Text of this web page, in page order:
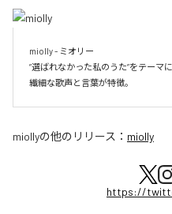
miolly - ミオリー
”選ばれなかった私のうた”をテーマ
miollyの他のリリース： miolly
https://